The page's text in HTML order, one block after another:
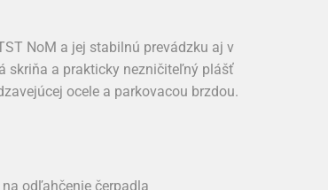
NoM a jej stabilnú prevádzku aj v
skriňa a prakticky nezničiteľný plášť
ocele a parkovacou brzdou.
odľahčenie čerpadla